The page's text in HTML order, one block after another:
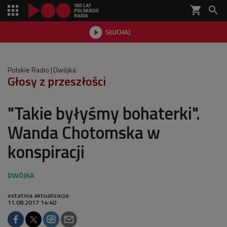
shopping_cart 
 SŁUCHAJ

Polskie Radio Dwójka
Głosy z przeszłości
"Takie byłyśmy bohaterki".
Wanda Chotomska w
konspiracji
ostatnia aktualizacja:
11.08.2017 14:40